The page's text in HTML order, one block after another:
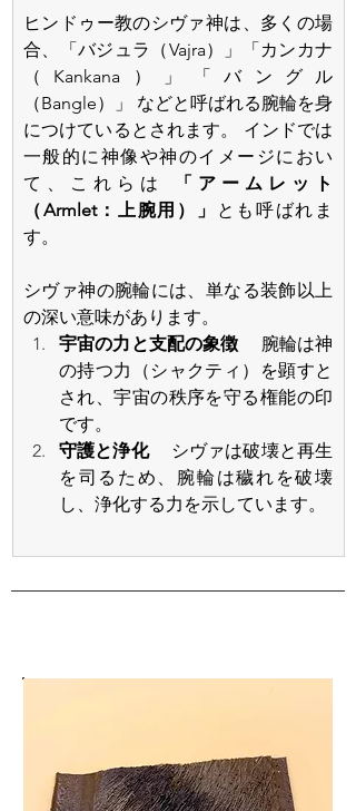
ヒンドゥー教のシヴァ神は、多くの場
合、「バジュラ（Vajra）」「カンカナ
（Kankana）」「バングル
（Bangle）」 などと呼ばれる腕輪を身
につけているとされます。 インドでは
一般的に神像や神のイメージにおい
て、これらは
「アームレット
（Armlet：上腕用）」
とも呼ばれま
す。
シヴァ神の腕輪には、単なる装飾以上
の深い意味があります。
宇宙の力と支配の象徴 腕輪は神
の持つ力（シャクティ）を顕すと
され、宇宙の秩序を守る権能の印
です。
守護と浄化 シヴァは破壊と再生
を司るため、腕輪は穢れを破壊
し、浄化する力を示しています。